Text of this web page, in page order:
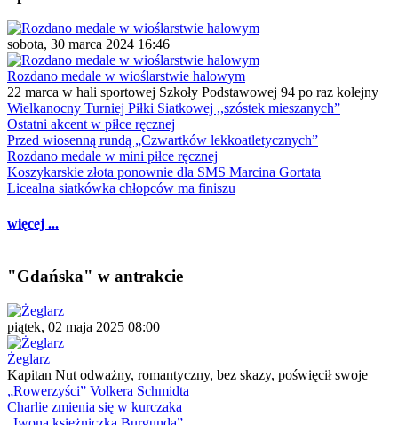
sobota, 30 marca 2024 16:46
Rozdano medale w wioślarstwie halowym
22 marca w hali sportowej Szkoły Podstawowej 94 po raz kolejny
Wielkanocny Turniej Piłki Siatkowej ,,szóstek mieszanych”
Ostatni akcent w piłce ręcznej
Przed wiosenną rundą „Czwartków lekkoatletycznych”
Rozdano medale w mini piłce ręcznej
Koszykarskie złota ponownie dla SMS Marcina Gortata
Licealna siatkówka chłopców ma finiszu
więcej ...
"Gdańska" w antrakcie
piątek, 02 maja 2025 08:00
Żeglarz
Kapitan Nut odważny, romantyczny, bez skazy, poświęcił swoje
„Rowerzyści” Volkera Schmidta
Charlie zmienia się w kurczaka